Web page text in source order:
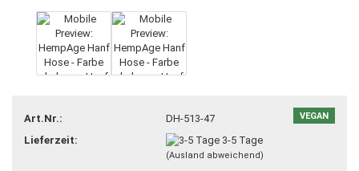
VEGAN
Art.Nr.:
DH-513-47
Lieferzeit:
3-5 Tage
(Ausland abweichend)